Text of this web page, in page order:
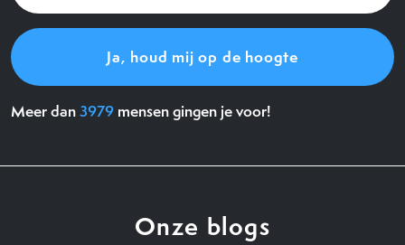
(Vereist)
Meer dan3979 mensen gingen je voor!
Onze blogs